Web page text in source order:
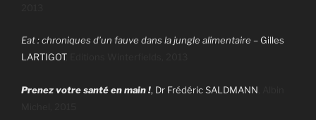
Eat : chroniques d’un fauve dans la jungle alimentaire –Gilles
LARTIGOT, Editions Winterfields, 2013
Prenez votre santé en main !, Dr Frédéric SALDMANN